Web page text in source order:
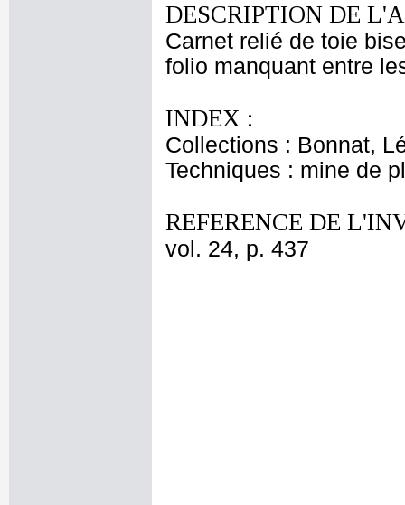
DESCRIPTION DE
Carnet relié de toie
folio manquant entre
INDEX :
Collections : Bonnat,
Techniques : mine de
REFERENCE DE
vol. 24, p. 437